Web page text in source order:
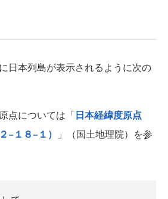
日本列島が表示されるように次の
点については「日本経緯度原点
−１８−１）
」（国土地理院）を参